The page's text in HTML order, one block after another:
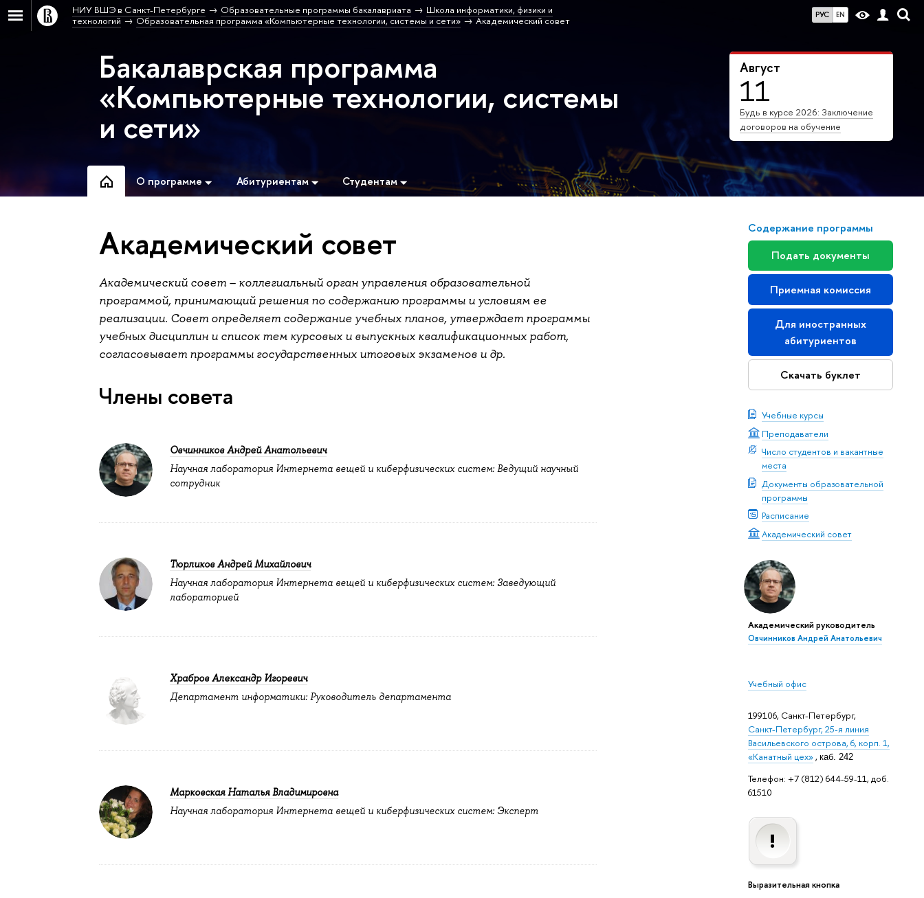
РУС EN
НИУ ВШЭ в Санкт-Петербурге Образовательные программы бакалавриата
Школа информатики, физики и
технологий
Образовательная программа «Компьютерные технологии, системы и сети» Академический совет
Август
11
Будь в курсе 2026: Заключение
договоров на обучение
Бакалаврская программа
«Компьютерные технологии, системы
и сети»
О программе Абитуриентам Студентам
Содержание программы
Подать документы
Приемная комиссия
Для иностранных
абитуриентов
Скачать буклет
Учебные курсы
Преподаватели
Число студентов и вакантные
места
Документы образовательной
программы
Расписание
Академический совет
Академический руководитель
Овчинников Андрей Анатольевич
Учебный офис
199106, Санкт-Петербург,
Санкт-Петербург, 25-я линия
Васильевского острова, 6, корп. 1,
«Канатный цех», каб. 242
Телефон: +7 (812) 644-59-11, доб.
61510
Выразительная кнопка
Академический совет
Академический совет – коллегиальный орган управления образовательной
программой, принимающий решения по содержанию программы и условиям ее
реализации. Совет определяет содержание учебных планов, утверждает программы
учебных дисциплин и список тем курсовых и выпускных квалификационных работ,
согласовывает программы государственных итоговых экзаменов и др.
Члены совета
Овчинников Андрей Анатольевич
Научная лаборатория Интернета вещей и киберфизических систем: Ведущий научный
сотрудник
Тюрликов Андрей Михайлович
Научная лаборатория Интернета вещей и киберфизических систем: Заведующий
лабораторией
Храбров Александр Игоревич
Департамент информатики: Руководитель департамента
Марковская Наталья Владимировна
Научная лаборатория Интернета вещей и киберфизических систем: Эксперт